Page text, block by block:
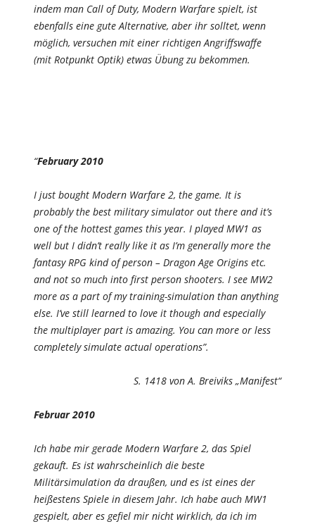
indem man Call of Duty, Modern Warfare spielt, ist
ebenfalls eine gute Alternative, aber ihr solltet, wenn
möglich, versuchen mit einer richtigen Angriffswaffe
(mit Rotpunkt Optik) etwas Übung zu bekommen.
“February 2010
I just bought Modern Warfare 2, the game. It is
probably the best military simulator out there and it’s
one of the hottest games this year. I played MW1 as
well but I didn’t really like it as I’m generally more the
fantasy RPG kind of person – Dragon Age Origins etc.
and not so much into first person shooters. I see MW2
more as a part of my training-simulation than anything
else. I’ve still learned to love it though and especially
the multiplayer part is amazing. You can more or less
completely simulate actual operations”.
S. 1418 von A. Breiviks „Manifest“
Februar 2010
Ich habe mir gerade Modern Warfare 2, das Spiel
gekauft. Es ist wahrscheinlich die beste
Militärsimulation da draußen, und es ist eines der
heißestens Spiele in diesem Jahr. Ich habe auch MW1
gespielt, aber es gefiel mir nicht wirklich, da ich im